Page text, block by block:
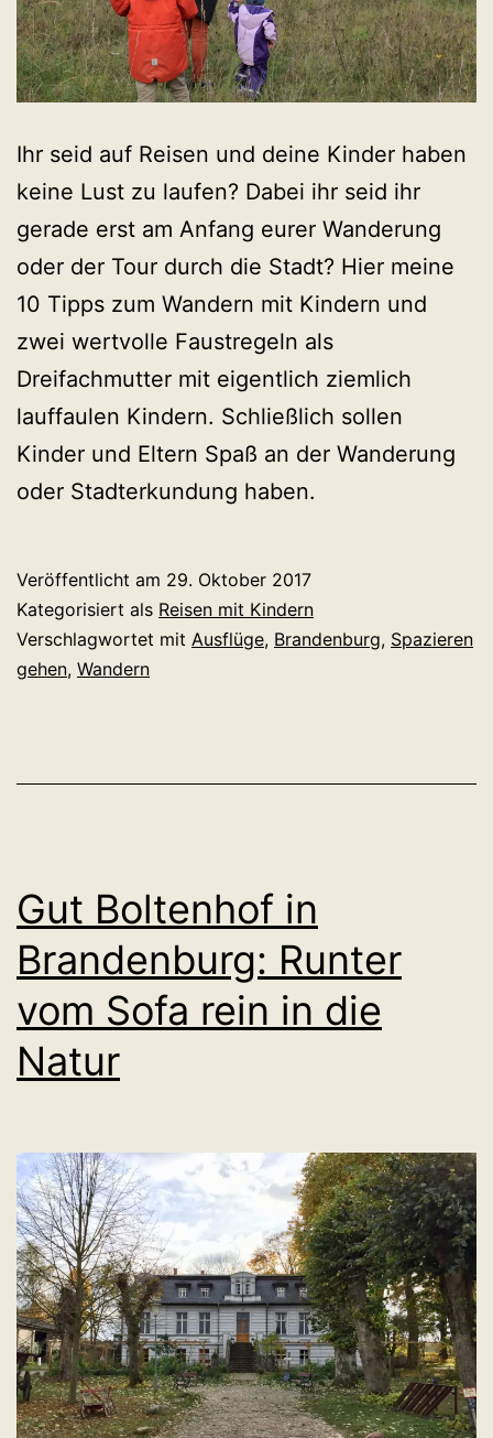
Ihr seid auf Reisen und deine Kinder haben
keine Lust zu laufen? Dabei ihr seid ihr
gerade erst am Anfang eurer Wanderung
oder der Tour durch die Stadt? Hier meine
10 Tipps zum Wandern mit Kindern und
zwei wertvolle Faustregeln als
Dreifachmutter mit eigentlich ziemlich
lauffaulen Kindern. Schließlich sollen
Kinder und Eltern Spaß an der Wanderung
oder Stadterkundung haben.
Veröffentlicht am 29. Oktober 2017
Kategorisiert als Reisen mit Kindern
Verschlagwortet mit Ausflüge, Brandenburg, Spazieren
gehen, Wandern
Gut Boltenhof in
Brandenburg: Runter
vom Sofa rein in die
Natur